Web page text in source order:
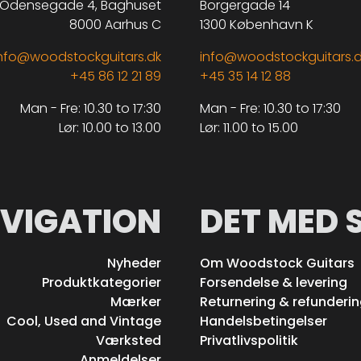
Odensegade 4, Baghuset
8000 Aarhus C
+45 86 12 21 89
Man - Fre: 10.30 to 17:30
Lør: 10.00 to 13.00
Borgergade 14
1300 København K
+45 35 14 12 88
Man - Fre: 10.30 to 17:30
Lør: 11.00 to 15.00
Nyheder
Produktkategorier
Mærker
Cool, Used and Vintage
Værksted
DET MED
Om Woodstock Guitars
Forsendelse & levering
Returnering &
Handelsbetingelser
Privatlivspolitik